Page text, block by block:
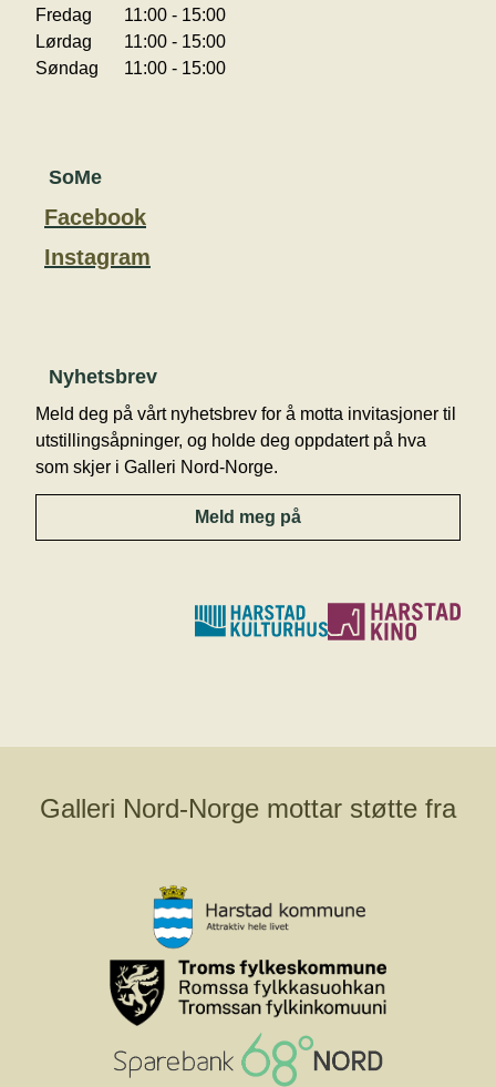
Fredag
11:00 - 15:00
Lørdag
11:00 - 15:00
Søndag
11:00 - 15:00
SoMe
Facebook
Instagram
Nyhetsbrev
Meld deg på vårt nyhetsbrev for å motta invitasjoner til
utstillingsåpninger, og holde deg oppdatert på hva
som skjer i Galleri Nord-Norge.
Meld meg på
Galleri Nord-Norge mottar støtte fra